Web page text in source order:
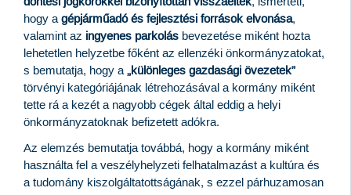
hogy agépjárműadó és fejlesztési források elvonása,
valamint az ingyenes parkolás bevezetése miként hozta
lehetetlen helyzetbe főként az ellenzéki önkormányzatokat,
s bemutatja, hogy a„különleges gazdasági övezetek”
törvényi kategóriájának létrehozásával a kormány miként
tette rá a kezét a nagyobb cégek által eddig a helyi
önkormányzatoknak befizetett adókra.
Az elemzés bemutatja továbbá, hogy a kormány miként
használta fel a veszélyhelyzeti felhatalmazást a kultúra és
a tudomány kiszolgáltatottságának, s ezzel párhuzamosan